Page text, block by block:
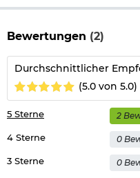
Bewertungen (2)
Durchschnittlicher
(5.0 von 5.0)
3 Sterne 0
4 Sterne 0
5 Sterne 2